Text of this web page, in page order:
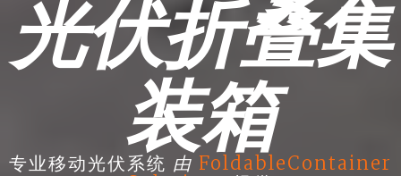
光伏折叠集
装箱
专业移动光伏系统 由 FoldableContainer